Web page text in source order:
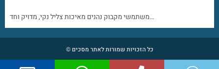
משתמשי מקבוק נהנים מאיכות צליל נקי, מדויק וחד…
כל הזכויות שמורות לאתר מסכים ©